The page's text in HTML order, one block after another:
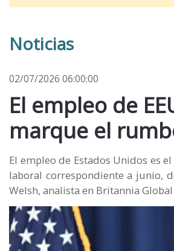
Noticias
02/07/2026 06:00:00
El empleo de
marque el
El empleo de Estados Unidos es
laboral correspondiente a junio,
Welsh, analista en Britannia